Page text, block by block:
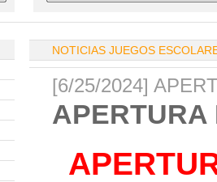
NOTICIAS JUEGOS
[6/25/2024]